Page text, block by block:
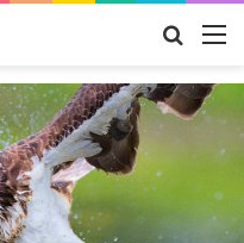
Szukaj